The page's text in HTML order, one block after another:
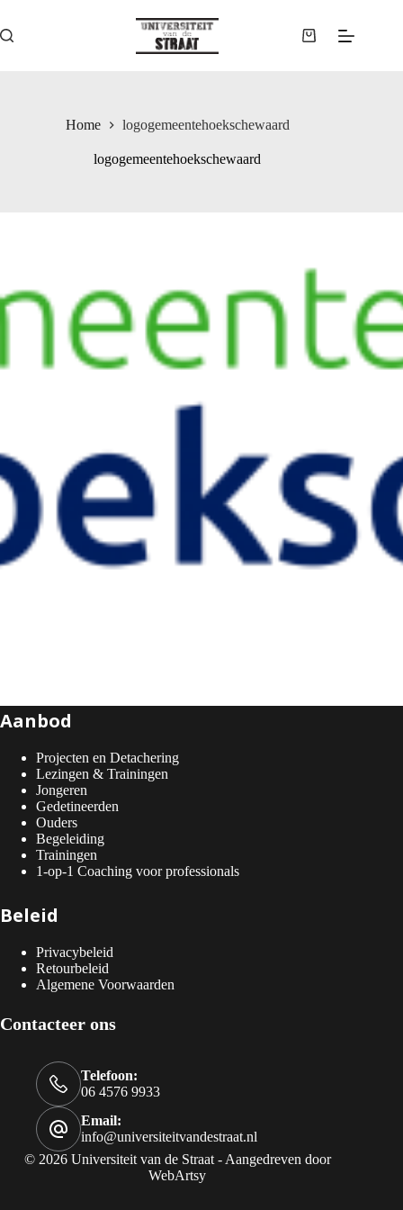
de
Winkelwagen
Home logogemeentehoekschewaard
logogemeentehoekschewaard
Aanbod
Projecten en Detachering
Lezingen & Trainingen
Jongeren
Gedetineerden
Ouders
Begeleiding
Trainingen
1-op-1 Coaching voor professionals
Beleid
Privacybeleid
Retourbeleid
Algemene Voorwaarden
Contacteer ons
Telefoon:
06 4576 9933
Email:
info@universiteitvandestraat.nl
© 2026 Universiteit van de Straat - Aangedreven door
WebArtsy